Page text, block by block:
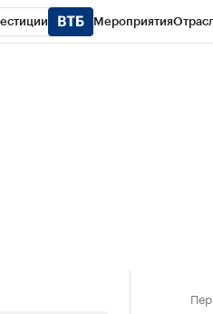
Мероприятия